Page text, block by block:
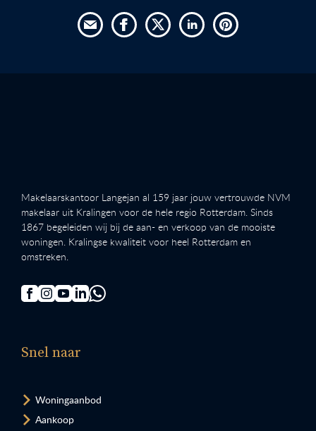
Makelaarskantoor Langejan al 159 jaar jouw vertrouwde NVM
makelaar uit Kralingen voor de hele regio Rotterdam. Sinds
1867 begeleiden wij bij de aan- en verkoop van de mooiste
woningen. Kralingse kwaliteit voor heel Rotterdam en
omstreken.
Snel naar
Woningaanbod
Aankoop